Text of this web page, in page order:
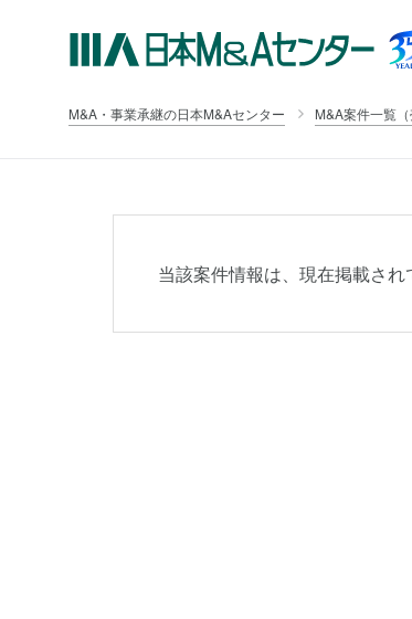
M&A・事業承継の日本M&Aセンター M&A案件一覧
当該案件情報は、現在掲載され